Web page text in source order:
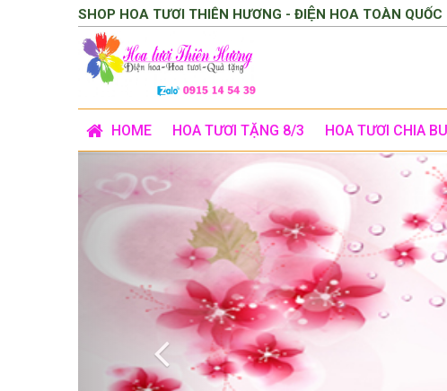
SHOP HOA TƯƠI THIÊN HƯƠNG - ĐIỆN HOA TOÀN QUỐC
HOME HOA TƯƠI TẶNG 8/3 HOA TƯƠI CHIA
Previous